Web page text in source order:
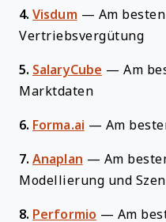
4. Visdum — Am
Vertriebsvergütung
5. SalaryCube — Am
Marktdaten
6. Forma.ai — Am
7. Anaplan — Am
Modellierung und
8. Performio — Am